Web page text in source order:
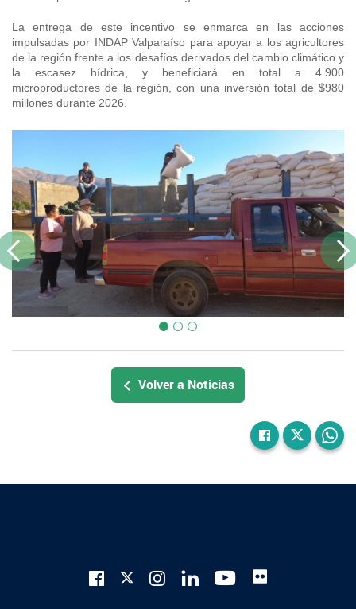
La entrega de este incentivo se enmarca en las acciones
impulsadas por INDAP Valparaíso para apoyar a los agricultores
de la región frente a los desafíos derivados del cambio climático y
la escasez hídrica, y beneficiará en total a 4.900
microproductores de la región, con una inversión total de $980
millones durante 2026.
Next
Volver a Noticias